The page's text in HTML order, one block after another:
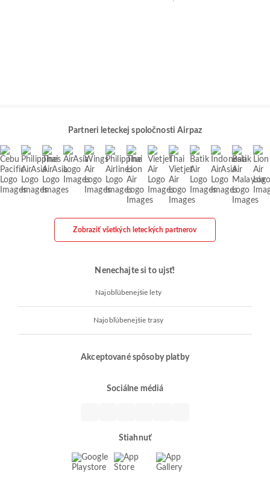
Partneri leteckej spoločnosti Airpaz
Zobraziť všetkých leteckých partnerov
Nenechajte si to ujsť!
Najobľúbenejšie lety
Najobľúbenejšie trasy
Akceptované spôsoby platby
Sociálne médiá
Stiahnuť